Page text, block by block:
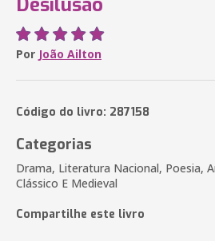
Por João Ailton
Código do livro: 287158
Categorias
Drama, Literatura Nacional, Poesia,
Clássico E Medieval
Compartilhe este livro